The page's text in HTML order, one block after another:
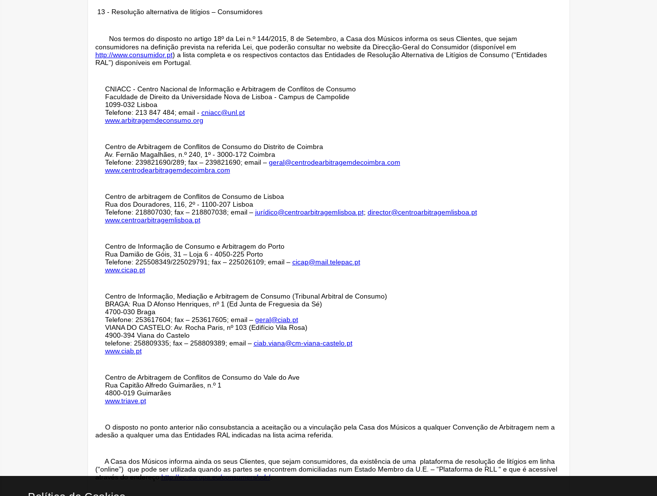
13 - Resolução alternativa de litígios – Consumidores
Nos termos do disposto no artigo 18º da Lei n.º 144/2015, 8 de Setembro, a Casa dos Músicos informa os seus Clientes, que sejam
consumidores na definição prevista na referida Lei, que poderão consultar no website da Direcção-Geral do Consumidor (disponível em
http://www.consumidor.pt) a lista completa e os respectivos contactos das Entidades de Resolução Alternativa de Litígios de Consumo (“Entidades
RAL”) disponíveis em Portugal.
CNIACC - Centro Nacional de Informação e Arbitragem de Conflitos de Consumo
Faculdade de Direito da Universidade Nova de Lisboa - Campus de Campolide
1099-032 Lisboa
Telefone: 213 847 484; email - cniacc@unl.pt
www.arbitragemdeconsumo.org
Centro de Arbitragem de Conflitos de Consumo do Distrito de Coimbra
Av. Fernão Magalhães, n.º 240, 1º - 3000-172 Coimbra
Telefone: 239821690/289; fax – 239821690; email – geral@centrodearbitragemdecoimbra.com
www.centrodearbitragemdecoimbra.com
Centro de arbitragem de Conflitos de Consumo de Lisboa
Rua dos Douradores, 116, 2º - 1100-207 Lisboa
Telefone: 218807030; fax – 218807038; email – jurídico@centroarbitragemlisboa.pt; director@centroarbitragemlisboa.pt
www.centroarbitragemlisboa.pt
Centro de Informação de Consumo e Arbitragem do Porto
Rua Damião de Góis, 31 – Loja 6 - 4050-225 Porto
Telefone: 225508349/225029791; fax – 225026109; email – cicap@mail.telepac.pt
www.cicap.pt
Centro de Informação, Mediação e Arbitragem de Consumo (Tribunal Arbitral de Consumo)
BRAGA: Rua D Afonso Henriques, nº 1 (Ed Junta de Freguesia da Sé)
4700-030 Braga
Telefone: 253617604; fax – 253617605; email – geral@ciab.pt
VIANA DO CASTELO: Av. Rocha Paris, nº 103 (Edifício Vila Rosa)
4900-394 Viana do Castelo
telefone: 258809335; fax – 258809389; email – ciab.viana@cm-viana-castelo.pt
www.ciab.pt
Centro de Arbitragem de Conflitos de Consumo do Vale do Ave
Rua Capitão Alfredo Guimarães, n.º 1
4800-019 Guimarães
www.triave.pt
O disposto no ponto anterior não consubstancia a aceitação ou a vinculação pela Casa dos Músicos a qualquer Convenção de Arbitragem nem a
adesão a qualquer uma das Entidades RAL indicadas na lista acima referida.
A Casa dos Músicos informa ainda os seus Clientes, que sejam consumidores, da existência de uma plataforma de resolução de litígios em linha
(“online”) que pode ser utilizada quando as partes se encontrem domiciliadas num Estado Membro da U.E. – “Plataforma de RLL “ e que é acessível
através do endereçohttp://ec.europa.eu/consumers/odr/.